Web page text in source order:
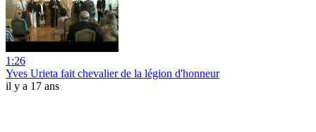
1:26
Yves Urieta fait chevalier de la légion d'honneur
il y a 17 ans